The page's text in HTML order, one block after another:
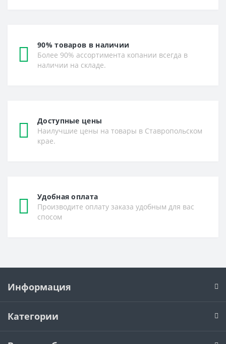
90% товаров в наличии
Более 90% ассортимента копании всегда в
наличии на складе.
Доступные цены
Наилучшие цены на товары в Ставропольском
крае.
Удобная оплата
Производите оплату заказа удобным для вас
спосом
Информация
Категории